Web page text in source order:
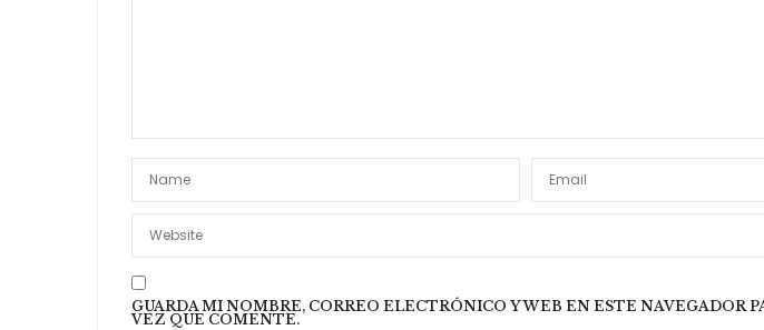
GUARDA MI NOMBRE, CORREO ELECTRÓNICO Y WEB EN ESTE NAVEGADOR
VEZ QUE COMENTE.